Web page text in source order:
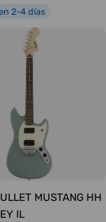
2-4 días
MUSTANG HH
IL